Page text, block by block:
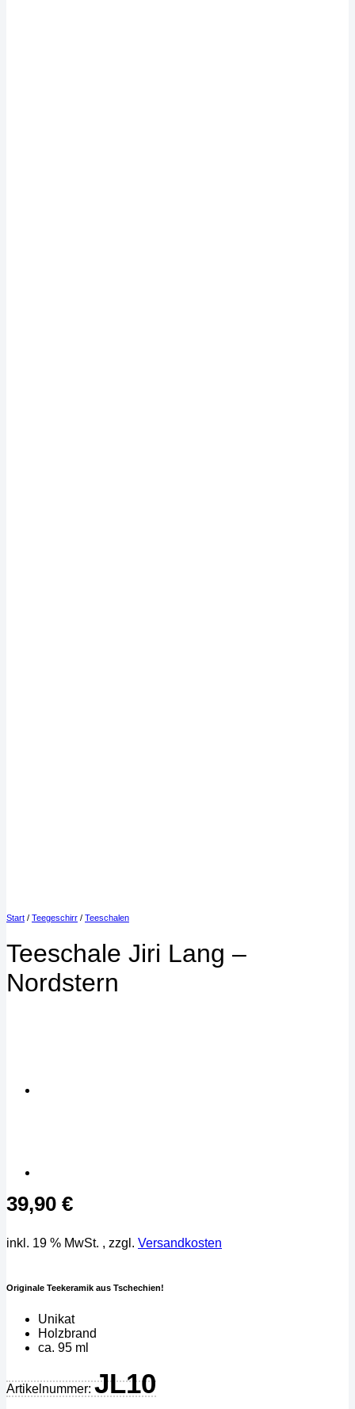
Start / Teegeschirr / Teeschalen
Teeschale Jiri Lang –
Nordstern
39,90 €
inkl. 19 % MwSt. , zzgl. Versandkosten
Originale Teekeramik aus Tschechien!
Unikat
Holzbrand
ca. 95 ml
Artikelnummer: JL10